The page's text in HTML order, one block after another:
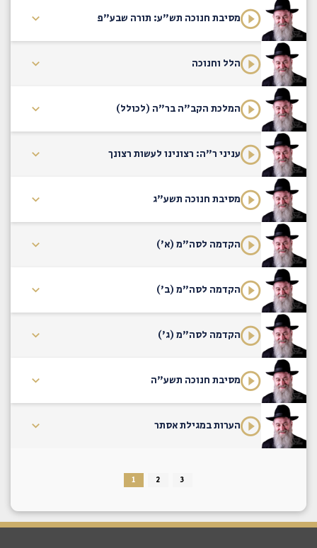
מסיבת חנוכה תש"ע: תורה שבע"פ
הלל וחנוכה
המלכת הקב"ה בר"ה (לכולל)
עניני ר"ה: רצונינו לעשות רצונך
מסיבת חנוכה תשע"ג
הקדמה לסה"מ (א')
הקדמה לסה"מ (ב')
הקדמה לסה"מ (ג')
מסיבת חנוכה תשע"ה
הערות במגילת אסתר
1 2 3